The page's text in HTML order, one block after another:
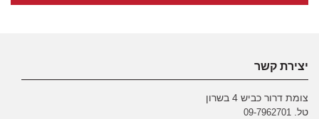
יצירת קשר
צומת דרור כביש 4 בשרון
טל.
09-7962701